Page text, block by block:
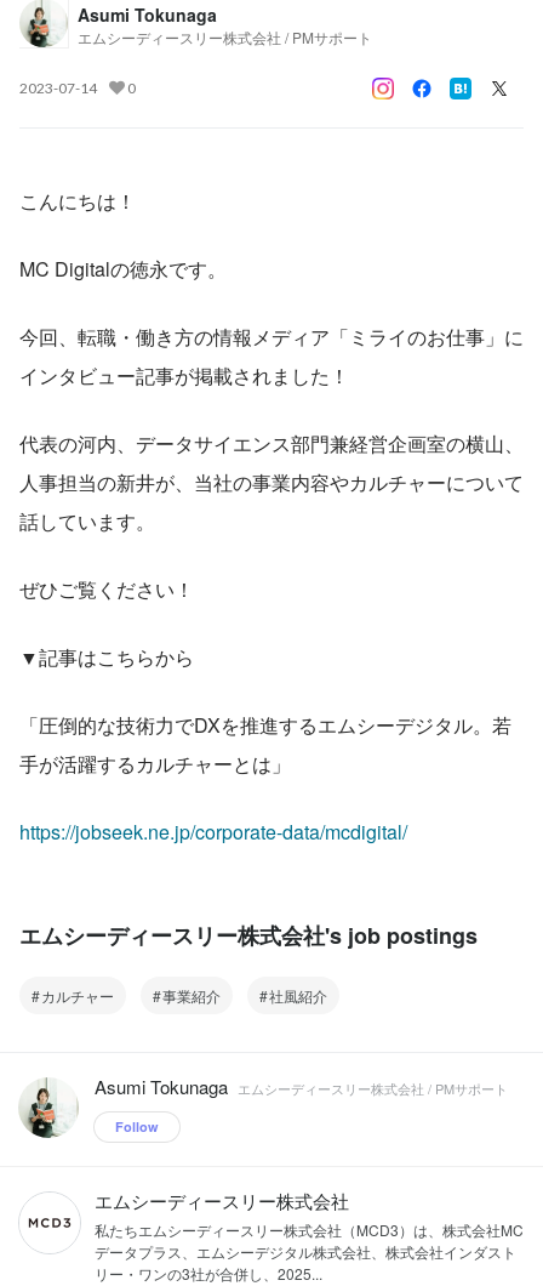
Asumi Tokunaga
エムシーディースリー株式会社 / PMサポート
2023-07-14 0
こんにちは！
MC Digitalの徳永です。
今回、転職・働き方の情報メディア「ミライのお仕事」に
インタビュー記事が掲載されました！
代表の河内、データサイエンス部門兼経営企画室の横山、
人事担当の新井が、当社の事業内容やカルチャーについて
話しています。
ぜひご覧ください！
▼記事はこちらから
「圧倒的な技術力でDXを推進するエムシーデジタル。若
手が活躍するカルチャーとは」
https://jobseek.ne.jp/corporate-data/mcdigital/
エムシーディースリー株式会社's job postings
カルチャー 事業紹介 社風紹介
Asumi Tokunaga エムシーディースリー株式会社 / PMサポート
Follow
エムシーディースリー株式会社
私たちエムシーディースリー株式会社（MCD3）は、株式会社MC
データプラス、エムシーデジタル株式会社、株式会社インダスト
リー・ワンの3社が合併し、2025...